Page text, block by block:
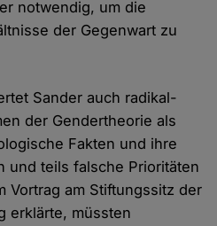
notwendig, um die
der Gegenwart zu
Sander auch radikal-
der Gendertheorie als
Fakten und ihre
und teils falsche Prioritäten
Vortrag am Stiftungssitz der
erklärte, müssten